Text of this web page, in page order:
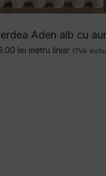
Aden alb cu
lei metru liniar (TVA